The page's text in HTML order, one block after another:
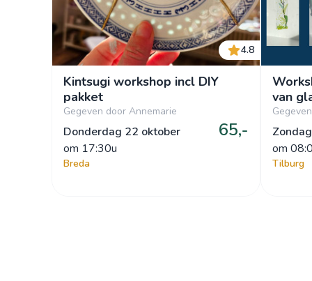
4.8
Kintsugi workshop incl DIY
pakket
Gegeven door Annemarie
Donderdag 22 oktober
om 17:30u
65,-
Breda
van
om
Tilburg